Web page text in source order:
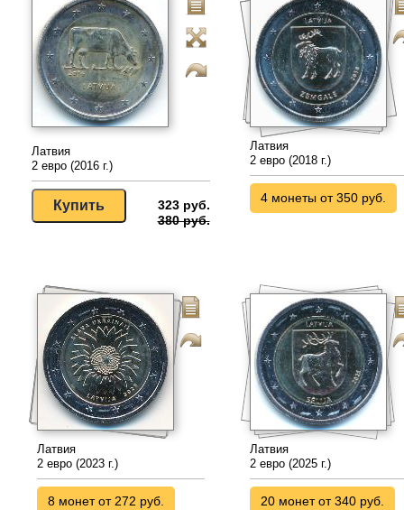
Латвия
2 евро (2016 г.)
323 руб.
380 руб.
Латвия
2 евро (2018 г.)
4 монеты от 350 руб.
Латвия
2 евро (2023 г.)
8 монет от 272 руб.
Латвия
2 евро (2025 г.)
20 монет от 340 руб.